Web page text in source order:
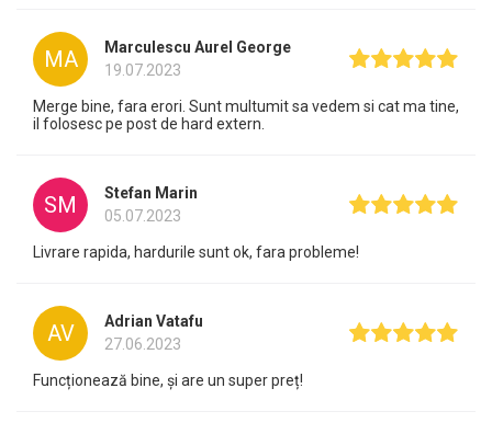
MA
Marculescu Aurel George
19.07.2023
Merge bine, fara erori. Sunt multumit sa vedem si cat ma tine,
il folosesc pe post de hard extern.
SM
Stefan Marin
05.07.2023
Livrare rapida, hardurile sunt ok, fara probleme!
AV
Adrian Vatafu
27.06.2023
Funcționează bine, și are un super preț!